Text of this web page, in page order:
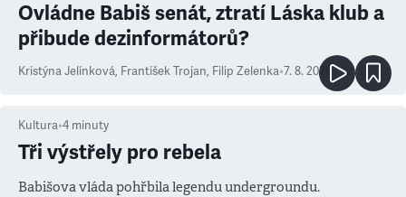
Ovládne Babiš senát, ztratí Láska klub a
přibude dezinformátorů?
Kristýna Jelínková, František Trojan, Filip Zelenka•7. 8. 2026
Kultura•4 minuty
Tři výstřely pro rebela
Babišova vláda pohřbila legendu undergroundu.